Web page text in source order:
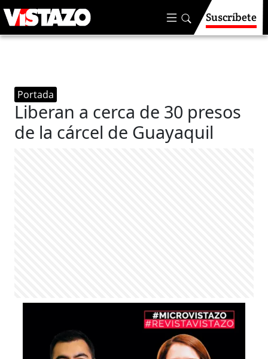
Suscríbete
Portada
Liberan a cerca de 30 presos
de la cárcel de Guayaquil